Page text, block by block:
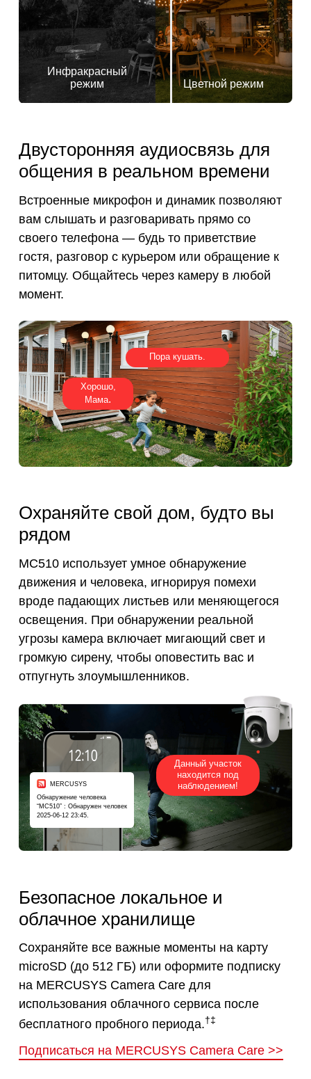
Инфракрасный
режим
Цветной режим
Двусторонняя аудиосвязь для
общения в реальном времени
Встроенные микрофон и динамик позволяют
вам слышать и разговаривать прямо со
своего телефона — будь то приветствие
гостя, разговор с курьером или обращение к
питомцу. Общайтесь через камеру в любой
момент.
Пора кушать.
Хорошо,
Мама.
Охраняйте свой дом, будто вы
рядом
MC510 использует умное обнаружение
движения и человека, игнорируя помехи
вроде падающих листьев или меняющегося
освещения. При обнаружении реальной
угрозы камера включает мигающий свет и
громкую сирену, чтобы оповестить вас и
отпугнуть злоумышленников.
Данный участок
находится под
наблюдением!
MERCUSYS
Обнаружение человека
“MC510” : Обнаружен человек
2025-06-12 23:45.
Безопасное локальное и
облачное хранилище
Сохраняйте все важные моменты на карту
microSD (до 512 ГБ) или оформите подписку
на MERCUSYS Camera Care для
использования облачного сервиса после
бесплатного пробного периода.†‡
Подписаться на MERCUSYS Camera Care >>